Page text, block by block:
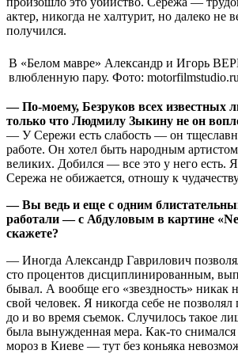
актер, никогда не халтурит, но далеко не
получился.
В «Белом мавре» Александр и Игорь
влюбленную пару. Фото: motorfilmstudio.ru
— По-моему, Безруков всех известных
только что Людмилу Зыкину не он
— У Сережи есть слабость — он
работе. Он хотел быть народным
великих. Добился — все это у него есть.
Сережа не обижается, отношу к
— Вы ведь и еще с одним
работали — с Абдуловым в картине
скажете?
— Иногда Александр Гаврилович
сто процентов дисциплинированным,
бывал. А вообще его «звездность» никак
свой человек. Я никогда себе не
до и во время съемок. Случилось такое
была вынужденная мера. Как-то
мороз в Киеве — тут без коньяка